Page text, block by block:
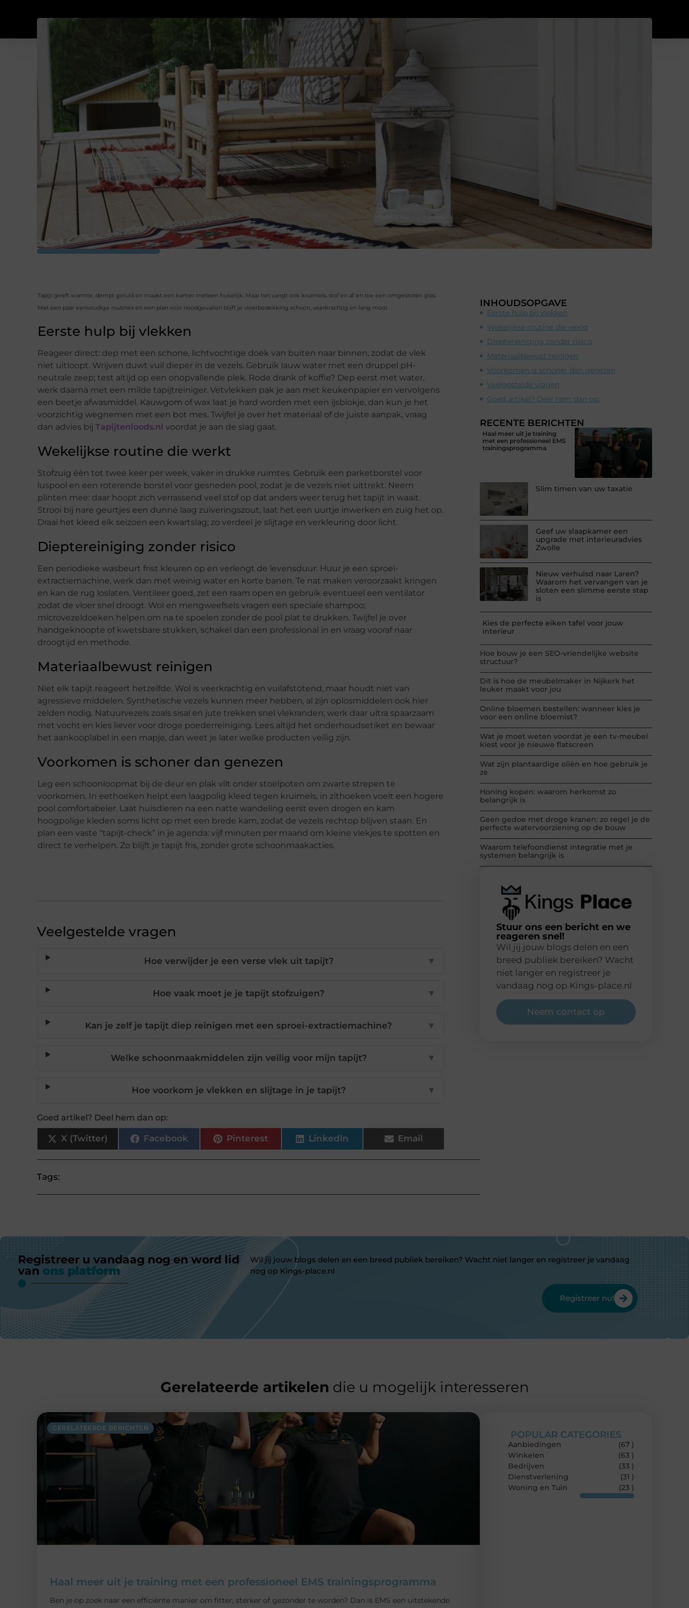
Tapijt geeft warmte, dempt geluid en maakt een kamer meteen huiselijk. Maar het vangt ook kruimels, stof en af en toe een omgestoten glas.
Met een paar eenvoudige routines en een plan voor noodgevallen blijft je vloerbedekking schoon, veerkrachtig en lang mooi.
Eerste hulp bij vlekken
Reageer direct: dep met een schone, lichtvochtige doek van buiten naar binnen, zodat de vlek
niet uitloopt. Wrijven duwt vuil dieper in de vezels. Gebruik lauw water met een druppel pH-
neutrale zeep; test altijd op een onopvallende plek. Rode drank of koffie? Dep eerst met water,
werk daarna met een milde tapijtreiniger. Vetvlekken pak je aan met keukenpapier en vervolgens
een beetje afwasmiddel. Kauwgom of wax laat je hard worden met een ijsblokje, dan kun je het
voorzichtig wegnemen met een bot mes. Twijfel je over het materiaal of de juiste aanpak, vraag
dan advies bij Tapijtenloods.nl voordat je aan de slag gaat.
Wekelijkse routine die werkt
Stofzuig één tot twee keer per week, vaker in drukke ruimtes. Gebruik een parketborstel voor
luspool en een roterende borstel voor gesneden pool, zodat je de vezels niet uittrekt. Neem
plinten mee: daar hoopt zich verrassend veel stof op dat anders weer terug het tapijt in waait.
Strooi bij nare geurtjes een dunne laag zuiveringszout, laat het een uurtje inwerken en zuig het op.
Draai het kleed elk seizoen een kwartslag; zo verdeel je slijtage en verkleuring door licht.
Dieptereiniging zonder risico
Een periodieke wasbeurt frist kleuren op en verlengt de levensduur. Huur je een sproei-
extractiemachine, werk dan met weinig water en korte banen. Te nat maken veroorzaakt kringen
en kan de rug loslaten. Ventileer goed, zet een raam open en gebruik eventueel een ventilator
zodat de vloer snel droogt. Wol en mengweefsels vragen een speciale shampoo;
microvezeldoeken helpen om na te spoelen zonder de pool plat te drukken. Twijfel je over
handgeknoopte of kwetsbare stukken, schakel dan een professional in en vraag vooraf naar
droogtijd en methode.
Materiaalbewust reinigen
Niet elk tapijt reageert hetzelfde. Wol is veerkrachtig en vuilafstotend, maar houdt niet van
agressieve middelen. Synthetische vezels kunnen meer hebben, al zijn oplosmiddelen ook hier
zelden nodig. Natuurvezels zoals sisal en jute trekken snel vlekranden; werk daar ultra spaarzaam
met vocht en kies liever voor droge poederreiniging. Lees altijd het onderhoudsetiket en bewaar
het aankooplabel in een mapje, dan weet je later welke producten veilig zijn.
Voorkomen is schoner dan genezen
Leg een schoonloopmat bij de deur en plak vilt onder stoelpoten om zwarte strepen te
voorkomen. In eethoeken helpt een laagpolig kleed tegen kruimels, in zithoeken voelt een hogere
pool comfortabeler. Laat huisdieren na een natte wandeling eerst even drogen en kam
hoogpolige kleden soms licht op met een brede kam, zodat de vezels rechtop blijven staan. En
plan een vaste “tapijt-check” in je agenda: vijf minuten per maand om kleine vlekjes te spotten en
direct te verhelpen. Zo blijft je tapijt fris, zonder grote schoonmaakacties.
Veelgestelde vragen
Hoe verwijder je een verse vlek uit tapijt? ▼
Hoe vaak moet je je tapijt stofzuigen? ▼
Kan je zelf je tapijt diep reinigen met een sproei-extractiemachine? ▼
Welke schoonmaakmiddelen zijn veilig voor mijn tapijt? ▼
Hoe voorkom je vlekken en slijtage in je tapijt? ▼
Goed artikel? Deel hem dan op:
X (Twitter) Facebook Pinterest LinkedIn Email
Tags:
INHOUDSOPGAVE
Eerste hulp bij vlekken
Wekelijkse routine die werkt
Dieptereiniging zonder risico
Materiaalbewust reinigen
Voorkomen is schoner dan genezen
Veelgestelde vragen
Goed artikel? Deel hem dan op:
RECENTE BERICHTEN
Haal meer uit je training
met een professioneel EMS
trainingsprogramma
Slim timen van uw taxatie
Geef uw slaapkamer een
upgrade met interieuradvies
Zwolle
Nieuw verhuisd naar Laren?
Waarom het vervangen van je
sloten een slimme eerste stap
is
Kies de perfecte eiken tafel voor jouw
interieur
Hoe bouw je een SEO-vriendelijke website
structuur?
Dit is hoe de meubelmaker in Nijkerk het
leuker maakt voor jou
Online bloemen bestellen: wanneer kies je
voor een online bloemist?
Wat je moet weten voordat je een tv-meubel
kiest voor je nieuwe flatscreen
Wat zijn plantaardige oliën en hoe gebruik je
ze
Honing kopen: waarom herkomst zo
belangrijk is
Geen gedoe met droge kranen: zo regel je de
perfecte watervoorziening op de bouw
Waarom telefoondienst integratie met je
systemen belangrijk is
Stuur ons een bericht en we
reageren snel!
Wil jij jouw blogs delen en een
breed publiek bereiken? Wacht
niet langer en registreer je
vandaag nog op Kings-place.nl
Neem contact op
Registreer u vandaag nog en word lid
van ons platform
Wil jij jouw blogs delen en een breed publiek bereiken? Wacht niet langer en registreer je vandaag
nog op Kings-place.nl
Registreer nu!
Gerelateerde artikelen die u mogelijk interesseren
GERELATEERDE BERICHTEN
Haal meer uit je training met een professioneel EMS trainingsprogramma
Ben je op zoek naar een efficiënte manier om fitter, sterker of gezonder te worden? Dan is EMS een uitstekende
POPULAR CATEGORIES
Aanbiedingen
(67 )
Winkelen
(63 )
Bedrijven
(33 )
Dienstverlening
(31 )
Woning en Tuin
(23 )